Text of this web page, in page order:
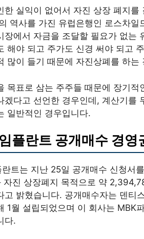
한 실익이 없어서 자진 상장 폐지
역사를 가진 유럽은행인 로스차
장에서 자금을 조달할 필요가 없는
해야 되고 주가도 신경 써야 되고
많이 들기 때문에 자진상폐를 하는
목표로 삼는 주주들 때문에 장기
겠다고 선언한 경우인데, 계산기를
일반적인 경우입니다.
플란트 공개매수 경영
트는 지난 25일 공개매수 신청서
자진 상장폐지 목적으로 약
고 밝혔습니다. 공개매수자는 덴티
1월 설립되었으며 이 회사는 MBK
다.